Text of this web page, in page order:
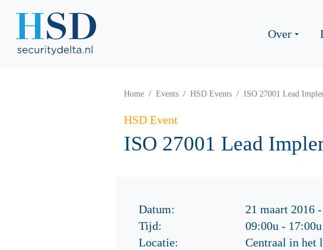
Over
Home Events HSD Events ISO 27001 Lead
HSD Event
ISO 27001 Lead
Datum:
21 maart 2016
Tijd:
09:00u - 17:00u
Locatie:
Centraal in het